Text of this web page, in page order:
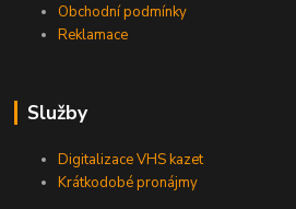
Obchodní podmínky
Reklamace
Služby
Digitalizace VHS kazet
Krátkodobé pronájmy